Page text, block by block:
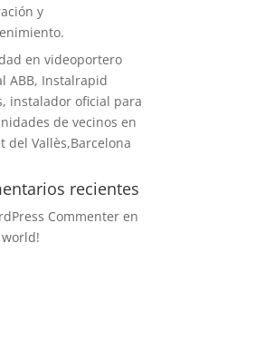
y
en videoportero
ABB, Instalrapid
instalador oficial para
de vecinos en
del Vallès,Barcelona
recientes
Commenter en